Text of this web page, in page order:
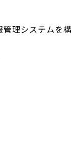
管理システムを